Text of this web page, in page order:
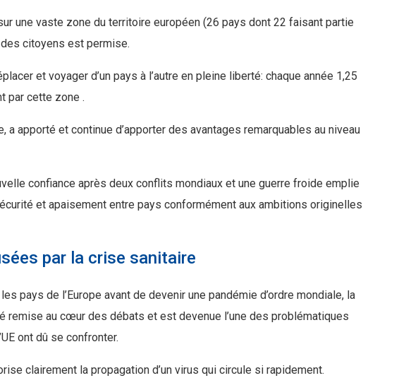
une vaste zone du territoire européen (26 pays dont 22 faisant partie
des citoyens est permise.
et voyager d’un pays à l’autre en pleine liberté: chaque année 1,25
par cette zone .
a apporté et continue d’apporter des avantages remarquables au niveau
confiance après deux conflits mondiaux et une guerre froide emplie
et apaisement entre pays conformément aux ambitions originelles
par la crise sanitaire
pays de l’Europe avant de devenir une pandémie d’ordre mondiale, la
remise au cœur des débats et est devenue l’une des problématiques
ont dû se confronter.
clairement la propagation d’un virus qui circule si rapidement.